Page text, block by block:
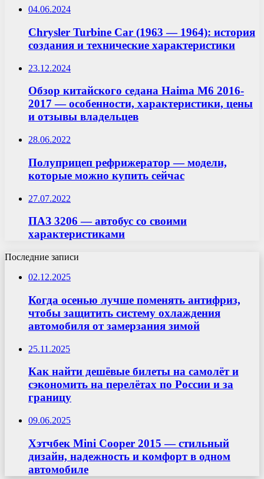
04.06.2024
Chrysler Turbine Car (1963 — 1964): история
создания и технические характеристики
23.12.2024
Обзор китайского седана Haima M6 2016-
2017 — особенности, характеристики, цены
и отзывы владельцев
28.06.2022
Полуприцеп рефрижератор — модели,
которые можно купить сейчас
27.07.2022
ПАЗ 3206 — автобус со своими
характеристиками
Последние записи
02.12.2025
Когда осенью лучше поменять антифриз,
чтобы защитить систему охлаждения
автомобиля от замерзания зимой
25.11.2025
Как найти дешёвые билеты на самолёт и
сэкономить на перелётах по России и за
границу
09.06.2025
Хэтчбек Mini Cooper 2015 — стильный
дизайн, надежность и комфорт в одном
автомобиле